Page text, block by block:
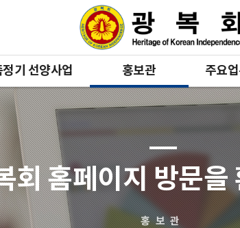
기 선양사업 홍보관 주요
회 홈페이지 방문을
홍보관